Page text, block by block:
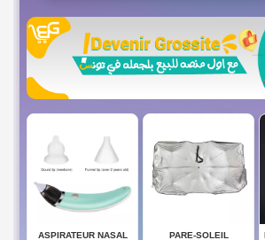
PARE-SOLEIL
LAMPE FRONTALE LED